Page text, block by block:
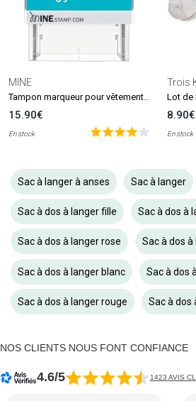
MINE
15.90€
En stock
Trois
8.90€
En stock
Sac à langer à anses Sac à langer
Sac à dos à langer fille Sac à dos à
Sac à dos à langer rose Sac à dos
Sac à dos à langer blanc Sac à dos
Sac à dos à langer rouge Sac à dos
NOS CLIENTS NOUS FONT CONFIANCE
4.6/5 1423 AVIS